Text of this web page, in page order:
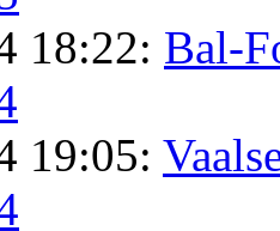
18:22: Bal-
19:05: